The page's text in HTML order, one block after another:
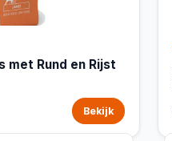
met Rund en Rijst
Bekijk